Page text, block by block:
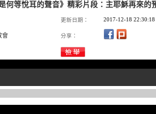
何等悅耳的聲音》精彩片段：主耶穌再來的
更新日期： 2017-12-18 22:30:18
會 分享：